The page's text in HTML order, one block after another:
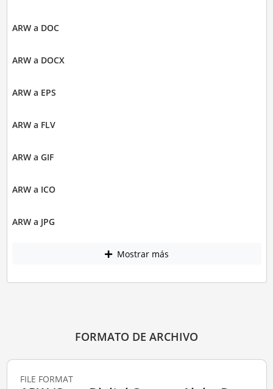
ARW a DOC
ARW a DOCX
ARW a EPS
ARW a FLV
ARW a GIF
ARW a ICO
ARW a JPG
Mostrar más
FORMATO DE ARCHIVO
FILE FORMAT